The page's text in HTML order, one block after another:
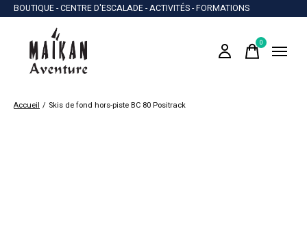
BOUTIQUE - CENTRE D'ESCALADE - ACTIVITÉS - FORMATIONS
0items
Accueil / Skis de fond hors-piste BC 80 Positrack